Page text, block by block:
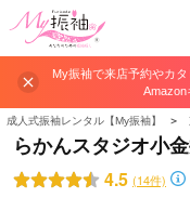
My振袖で来店予約やカ
Amazon
成人式振袖レンタル【My振袖】 ＞
らかんスタジオ小
4.5 (14件)